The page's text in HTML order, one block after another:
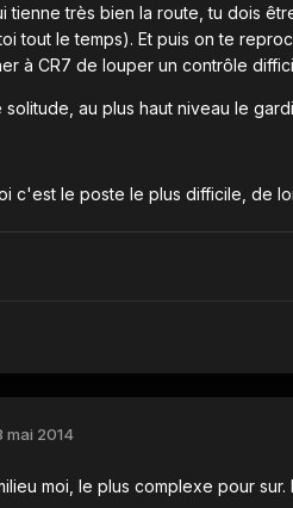
tienne très bien la route, tu dois
tout le temps). Et puis on te
à CR7 de louper un contrôle
solitude, au plus haut niveau le
c'est le poste le plus difficile, de
mai 2014
moi, le plus complexe pour